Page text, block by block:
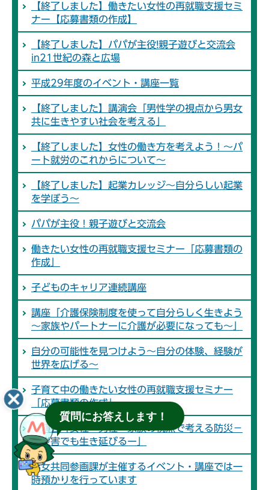
【終了しました】働きたい女性の再就職支援セミ
ナー【応募書類の作成】
【終了しました】パパが主役!親子遊びと交流会
in21世紀の森と広場
平成29年度のイベント・講座一覧
【終了しました】講演会「男性学の視点から男女
共に生きやすい社会を考える」
【終了しました】女性の働き方を考えよう！～パ
ート就労のこれからについて～
【終了しました】起業カレッジ～自分らしい起業
を学ぼう～
パパが主役！親子遊びと交流会
働きたい女性の再就職支援セミナー「応募書類の
作成」
子どものキャリア連続講座
講座「介護保険制度を使って自分らしく生きよう
～家族やパートナーに介護が必要になっても～」
自分の可能性を見つけよう～自分の体験、経験が
世界を広げる～
子育て中の働きたい女性の再就職支援セミナー
「応募書類の作成」
講演会「女性・男性・家族の視点で考える防災－
大災害でも生き延びるー」
男女共同参画課が主催するイベント・講座では一
時預かりを行っています
質問にお答えします！